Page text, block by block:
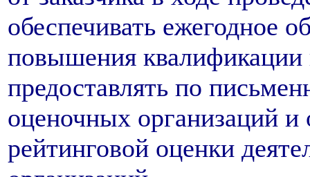
обеспечивать ежегодное
повышения квалификации
предоставлять по
оценочных организаций
рейтинговой оценки